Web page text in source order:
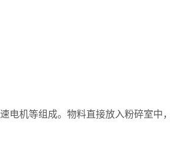
电机等组成。物料直接放入粉碎室中